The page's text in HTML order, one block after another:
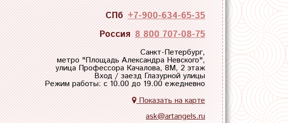
СПб +7-900-634-65-35
Россия 8 800 707-08-75
Санкт-Петербург,
метро "Площадь Александра Невского",
улица Профессора Качалова, 8М, 2 этаж
Вход / заезд Глазурной улицы
Режим работы: с 10.00 до 19.00 ежедневно
Показать на карте
ask@artangels.ru